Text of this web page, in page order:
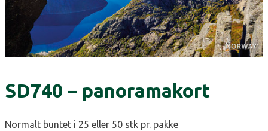
SD740 – panoramakort
Normalt buntet i 25 eller 50 stk pr. pakke